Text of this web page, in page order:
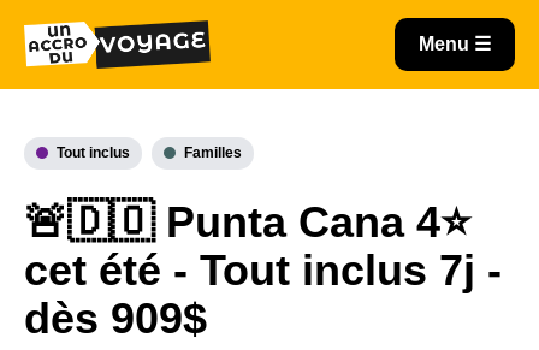
Tout inclus Familles
🚨🇩🇴 Punta Cana 4⭐️
cet été - Tout inclus 7j -
dès 909$